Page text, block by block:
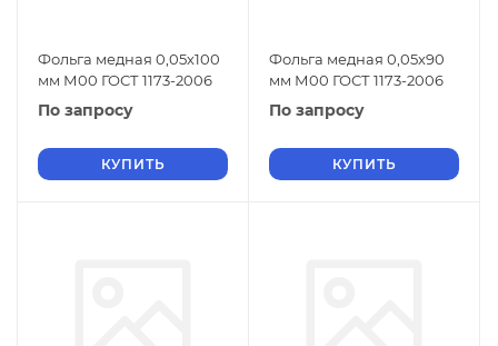
Фольга медная 0,05х100
мм М00 ГОСТ 1173-2006
По запросу
КУПИТЬ
Фольга медная 0,05х90
мм М00 ГОСТ 1173-2006
По запросу
КУПИТЬ